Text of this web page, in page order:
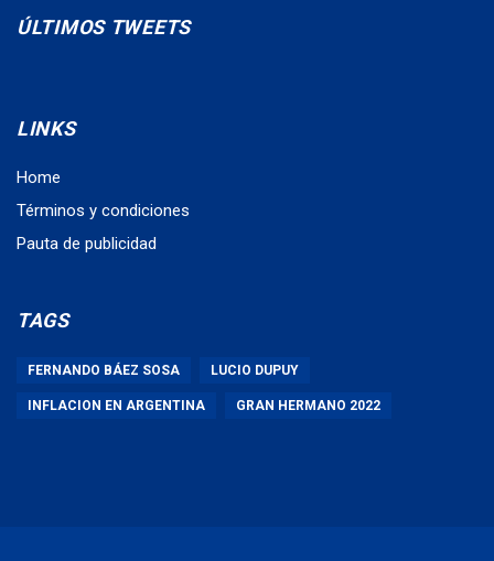
ÚLTIMOS TWEETS
LINKS
Home
Términos y condiciones
Pauta de publicidad
TAGS
FERNANDO BÁEZ SOSA LUCIO DUPUY
INFLACION EN ARGENTINA GRAN HERMANO 2022